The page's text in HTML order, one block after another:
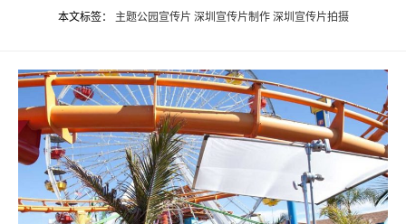
本文标签：
主题公园宣传片 深圳宣传片制作 深圳宣传片拍摄